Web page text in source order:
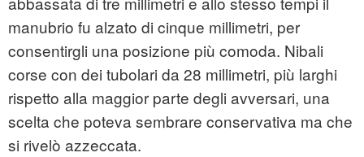
manubrio fu alzato di cinque millimetri, per
consentirgli una posizione più comoda. Nibali
corse con dei tubolari da 28 millimetri, più larghi
rispetto alla maggior parte degli avversari, una
scelta che poteva sembrare conservativa ma che
si rivelò azzeccata.